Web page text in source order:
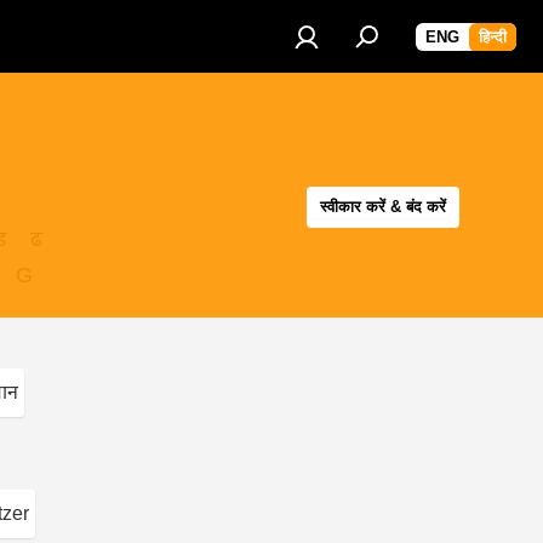
ENG हिन्दी
स्वीकार करें & बंद करें